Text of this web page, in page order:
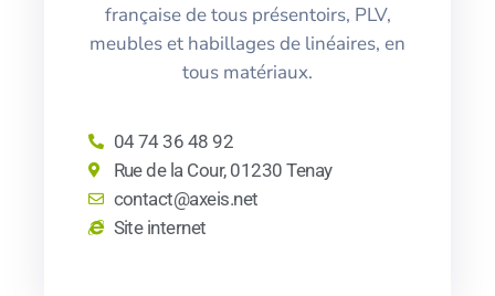
française de tous présentoirs, PLV,
meubles et habillages de linéaires, en
tous matériaux.
04 74 36 48 92
Rue de la Cour, 01230 Tenay
contact@axeis.net
Site internet